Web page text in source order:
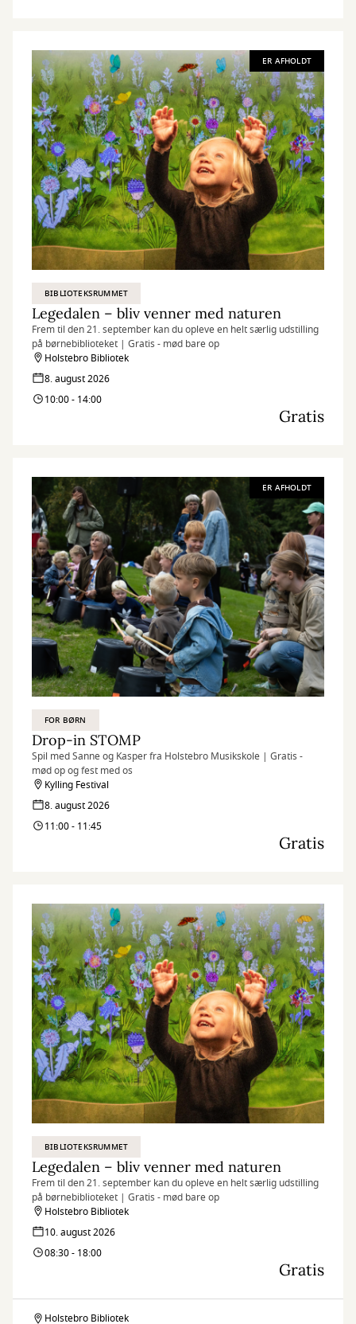
ER AFHOLDT
BIBLIOTEKSRUMMET
Legedalen – bliv venner med naturen
Frem til den 21. september kan du opleve en helt særlig udstilling
på børnebiblioteket | Gratis - mød bare op
Holstebro Bibliotek
8. august 2026
10:00 - 14:00
Gratis
ER AFHOLDT
FOR BØRN
Drop-in STOMP
Spil med Sanne og Kasper fra Holstebro Musikskole | Gratis -
mød op og fest med os
Kylling Festival
8. august 2026
11:00 - 11:45
Gratis
BIBLIOTEKSRUMMET
Legedalen – bliv venner med naturen
Frem til den 21. september kan du opleve en helt særlig udstilling
på børnebiblioteket | Gratis - mød bare op
Holstebro Bibliotek
10. august 2026
08:30 - 18:00
Gratis
Holstebro Bibliotek